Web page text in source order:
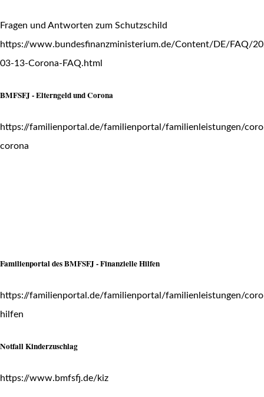
Fragen und Antworten zum Schutzschild
https://www.bundesfinanzministerium.de/Content/DE/FAQ/
03-13-Corona-FAQ.html
BMFSFJ - Elterngeld und Corona
https://familienportal.de/familienportal/familienleistungen/
corona
Familienportal des BMFSFJ - Finanzielle Hilfen
https://familienportal.de/familienportal/familienleistungen/
hilfen
Notfall Kinderzuschlag
https://www.bmfsfj.de/kiz